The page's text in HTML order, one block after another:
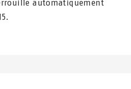
automatiquement